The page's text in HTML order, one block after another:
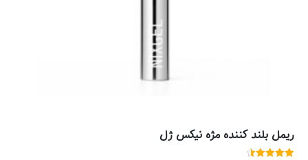
ریمل بلند کننده مژه نیکس ژل